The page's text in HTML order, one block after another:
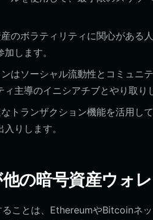
のボラティリティに関心がある
します。
ンはソーシャル流動性とコミュニ
主導のイニシアチブとやり取り
トランザクション機能を活用し
りします。
の暗号資産ウォ
ことは、EthereumやBitcoinネ